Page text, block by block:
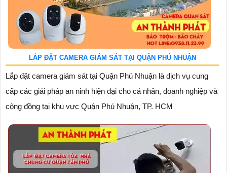
LẮP ĐẶT CAMERA GIÁM SÁT TẠI QUẬN PHÚ NHUẬN
Lắp đặt camera giám sát tại Quận Phú Nhuận là dịch vụ cung
cấp các giải pháp an ninh hiện đại cho cá nhân, doanh nghiệp và
cộng đồng tại khu vực Quận Phú Nhuận, TP. HCM